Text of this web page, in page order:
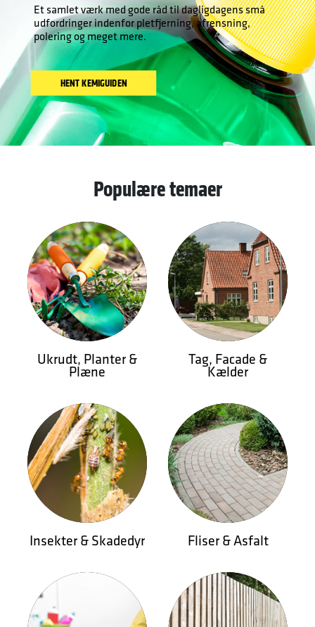
Et samlet værk med gode råd til dagligdagens små
udfordringer indenfor pletfjerning, afrensning,
polering og meget mere.
HENT KEMIGUIDEN
Populære temaer
Ukrudt, Planter &
Plæne
Tag, Facade &
Kælder
Insekter & Skadedyr Fliser & Asfalt